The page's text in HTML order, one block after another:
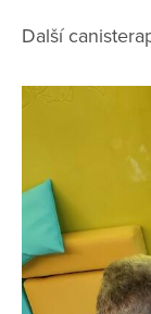
Další